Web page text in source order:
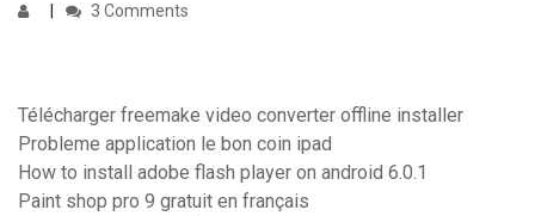
3 Comments
Télécharger freemake video converter offline installer
Probleme application le bon coin ipad
How to install adobe flash player on android 6.0.1
Paint shop pro 9 gratuit en français